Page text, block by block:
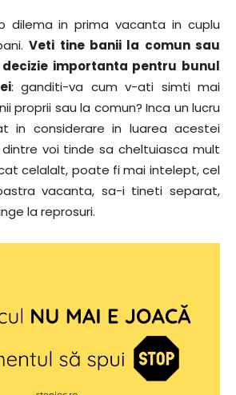
dilema in prima vacanta in cuplu
Veti tine banii la comun sau
importanta pentru bunul
: ganditi-va cum v-ati simti mai
proprii sau la comun? Inca un lucru
in considerare in luarea acestei
voi tinde sa cheltuiasca mult
celalalt, poate fi mai intelept, cel
vacanta, sa-i tineti separat,
la reprosuri.